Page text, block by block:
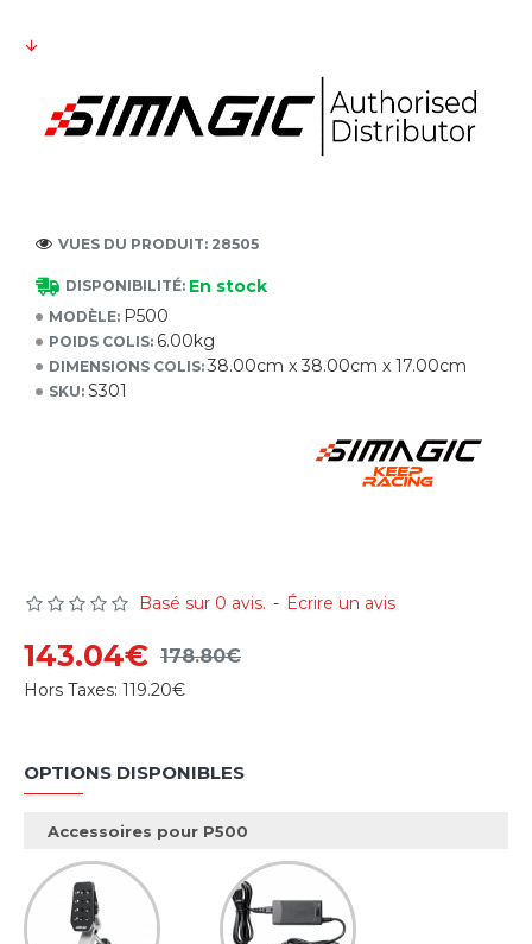
DISPONIBILITÉ: En stock
MODÈLE: P500
POIDS COLIS: 6.00kg
DIMENSIONS COLIS: 38.00cm x 38.00cm x 17.00cm
SKU: S301
VUES DU PRODUIT: 28505
Basé sur 0 avis. - Écrire un avis
143.04€ 178.80€
Hors Taxes: 119.20€
OPTIONS DISPONIBLES
Accessoires pour P500